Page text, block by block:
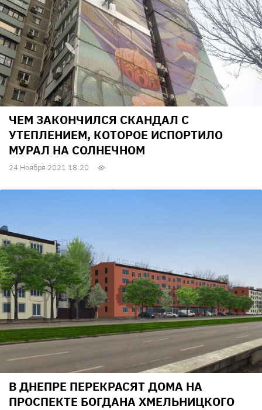
ЧЕМ ЗАКОНЧИЛСЯ СКАНДАЛ С
УТЕПЛЕНИЕМ, КОТОРОЕ ИСПОРТИЛО
МУРАЛ НА СОЛНЕЧНОМ
24 Ноября 2021 18:20
В ДНЕПРЕ ПЕРЕКРАСЯТ ДОМА НА
ПРОСПЕКТЕ БОГДАНА ХМЕЛЬНИЦКОГО